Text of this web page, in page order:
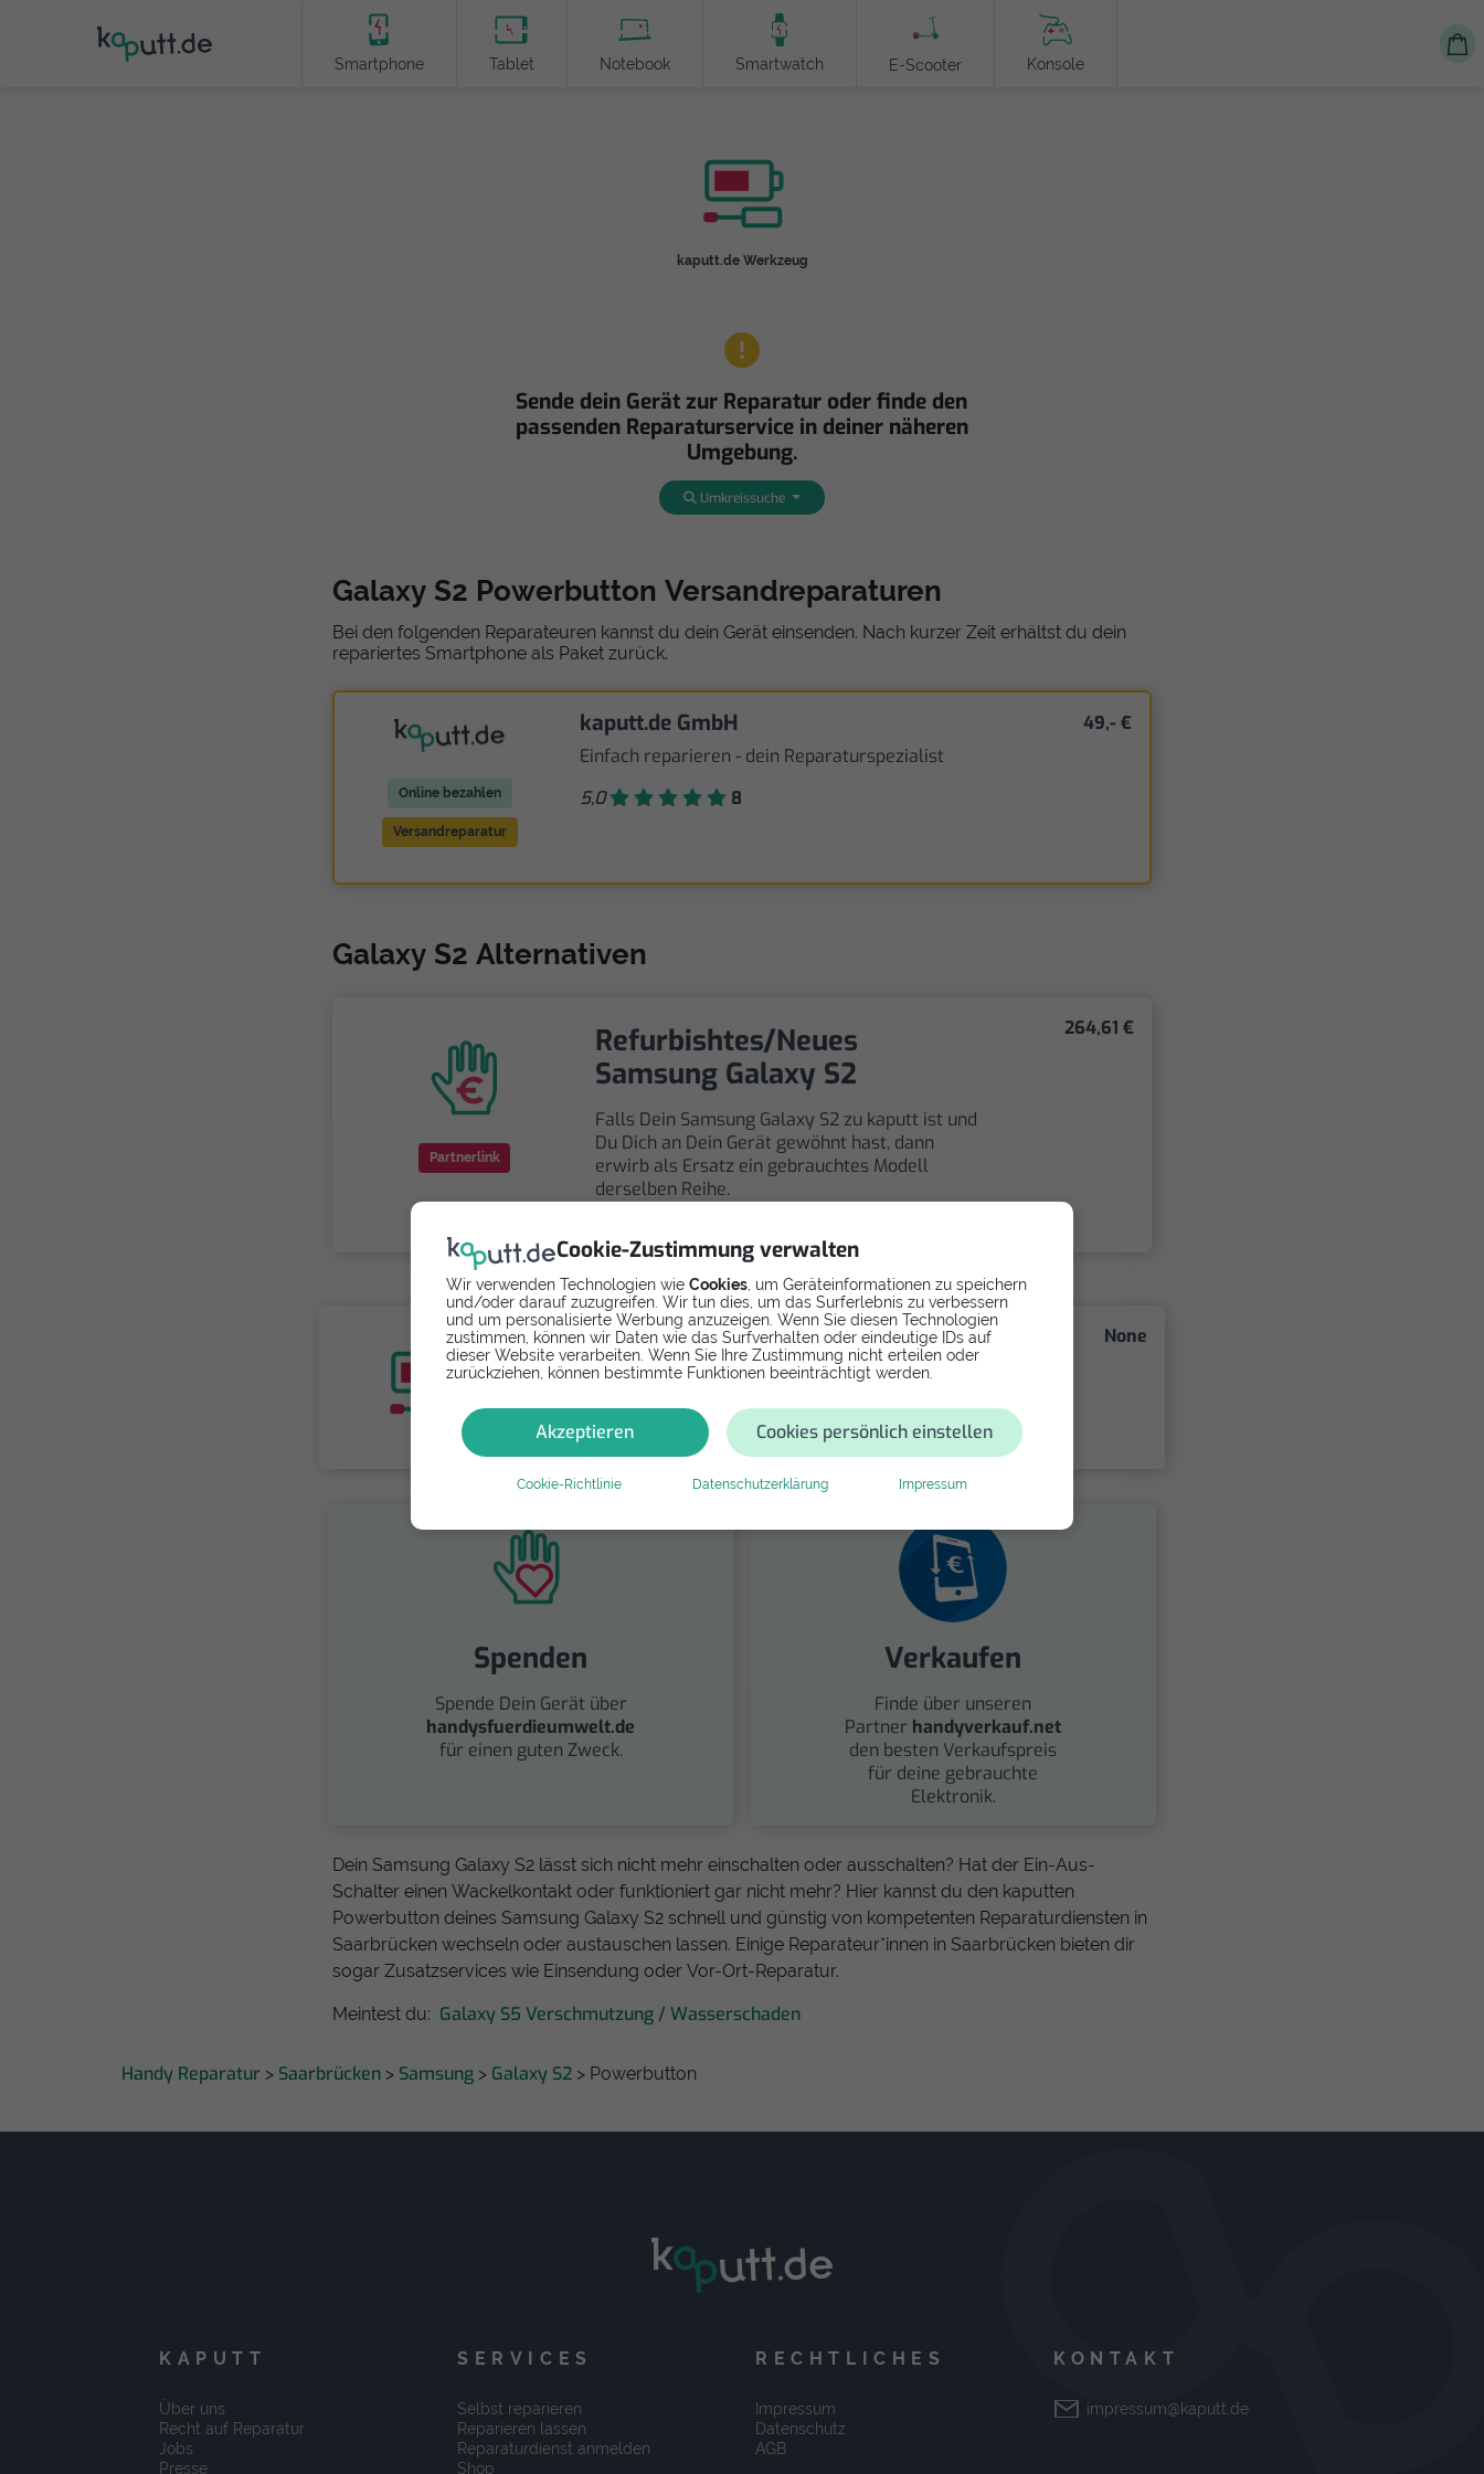
Cookie-Zustimmung verwalten
Wir verwenden Technologien wie Cookies , um Geräteinformationen zu speichern
und/oder darauf zuzugreifen. Wir tun dies, um das Surferlebnis zu verbessern
und um personalisierte Werbung anzuzeigen. Wenn Sie diesen Technologien
zustimmen, können wir Daten wie das Surfverhalten oder eindeutige IDs auf
dieser Website verarbeiten. Wenn Sie Ihre Zustimmung nicht erteilen oder
zurückziehen, können bestimmte Funktionen beeinträchtigt werden.
Akzeptieren Cookies persönlich einstellen
Cookie-Richtlinie Datenschutzerklärung Impressum
Smartphone Tablet Notebook Smartwatch E-Scooter Konsole
kaputt.de Werkzeug
Sende dein Gerät zur Reparatur oder finde den
passenden Reparaturservice in deiner näheren
Umgebung.
Umkreissuche
Galaxy S2 Powerbutton Versandreparaturen
Bei den folgenden Reparateuren kannst du dein Gerät einsenden. Nach kurzer Zeit erhältst du dein
repariertes Smartphone als Paket zurück.
Online bezahlen
Versandreparatur
kaputt.de GmbH
Einfach reparieren - dein Reparaturspezialist
5,0
8
49,- €
Galaxy S2 Alternativen
Partnerlink
Refurbishtes/Neues
Samsung Galaxy S2
Falls Dein Samsung Galaxy S2 zu kaputt ist und
Du Dich an Dein Gerät gewöhnt hast, dann
erwirb als Ersatz ein gebrauchtes Modell
derselben Reihe.
264,61 €
Selbst reparieren
Videoanleitung selbst. Ersatzteile ab
None
Spenden
Spende Dein Gerät über
handysfuerdieumwelt.de
für einen guten Zweck.
Verkaufen
Finde über unseren
Partner handyverkauf.net
den besten Verkaufspreis
für deine gebrauchte
Elektronik.
Dein Samsung Galaxy S2 lässt sich nicht mehr einschalten oder ausschalten? Hat der Ein-Aus-
Schalter einen Wackelkontakt oder funktioniert gar nicht mehr? Hier kannst du den kaputten
Powerbutton deines Samsung Galaxy S2 schnell und günstig von kompetenten Reparaturdiensten in
Saarbrücken wechseln oder austauschen lassen. Einige Reparateur*innen in Saarbrücken bieten dir
sogar Zusatzservices wie Einsendung oder Vor-Ort-Reparatur.
Meintest du: Galaxy S5 Verschmutzung / Wasserschaden
Handy Reparatur > Saarbrücken > Samsung > Galaxy S2 > Powerbutton
KAPUTT
Über uns
Recht auf Reparatur
Jobs
Presse
SERVICES
Selbst reparieren
Reparieren lassen
Reparaturdienst anmelden
Shop
RECHTLICHES
Impressum
Datenschutz
AGB
KONTAKT
impressum@kaputt.de